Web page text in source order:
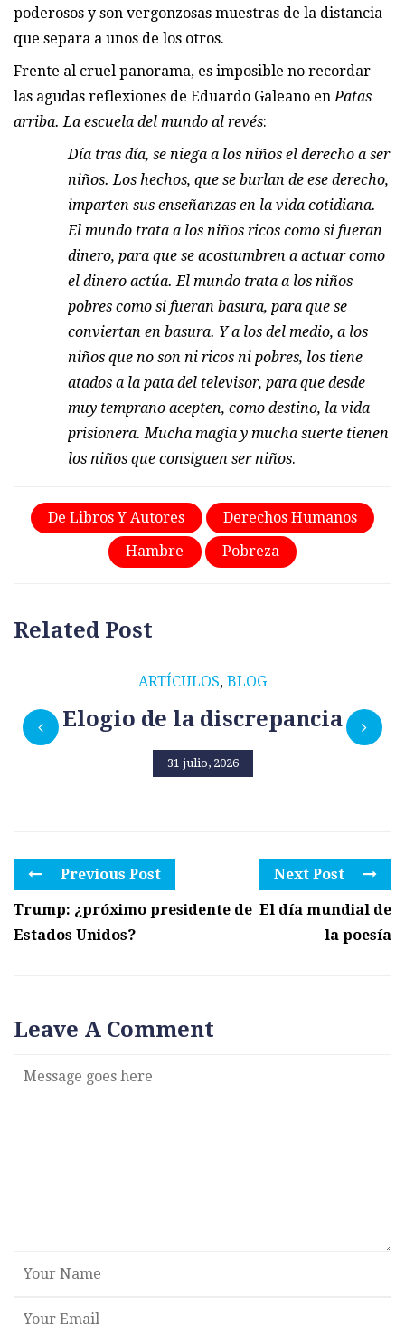
poderosos y son vergonzosas muestras de la distancia
que separa a unos de los otros.
Frente al cruel panorama, es imposible no recordar
las agudas reflexiones de Eduardo Galeano enPatas
arriba. La escuela del mundo al revés:
Día tras día, se niega a los niños el derecho a ser
niños. Los hechos, que se burlan de ese derecho,
imparten sus enseñanzas en la vida cotidiana.
El mundo trata a los niños ricos como si fueran
dinero, para que se acostumbren a actuar como
el dinero actúa. El mundo trata a los niños
pobres como si fueran basura, para que se
conviertan en basura. Y a los del medio, a los
niños que no son ni ricos ni pobres, los tiene
atados a la pata del televisor, para que desde
muy temprano acepten, como destino, la vida
prisionera. Mucha magia y mucha suerte tienen
los niños que consiguen ser niños.
De Libros Y Autores
Derechos Humanos
Hambre
Pobreza
Related Post
ARTÍCULOS, BLOG
Elogio de la discrepancia
31 julio, 2026
Previous Post
Trump: ¿próximo presidente de
Estados Unidos?
Next Post
El día mundial de
la poesía
Leave A Comment